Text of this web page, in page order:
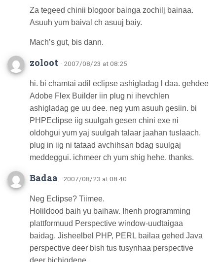
Za tegeed chinii blogoor bainga zochilj bainaa.
Asuuh yum baival ch asuuj baiy.
Mach’s gut, bis dann.
zoloot · 2007/08/23 at 08:25
hi. bi chamtai adil eclipse ashigladag l daa. gehdee
Adobe Flex Builder iin plug ni ihevchlen
ashigladag ge uu dee. neg yum asuuh gesiin. bi
PHPEclipse iig suulgah gesen chini exe ni
oldohgui yum yaj suulgah talaar jaahan tuslaach.
plug in iig ni tataad avchihsan bdag suulgaj
meddeggui. ichmeer ch yum shig hehe. thanks.
Badaa · 2007/08/23 at 08:40
Neg Eclipse? Tiimee.
Holildood baih yu baihaw. Ihenh programming
plattformuud Perspective window-uudtaigaa
baidag. Jisheelbel PHP, PERL bailaa gehed Java
perspective deer bish tus tusynhaa perspective
deer bichigdene.